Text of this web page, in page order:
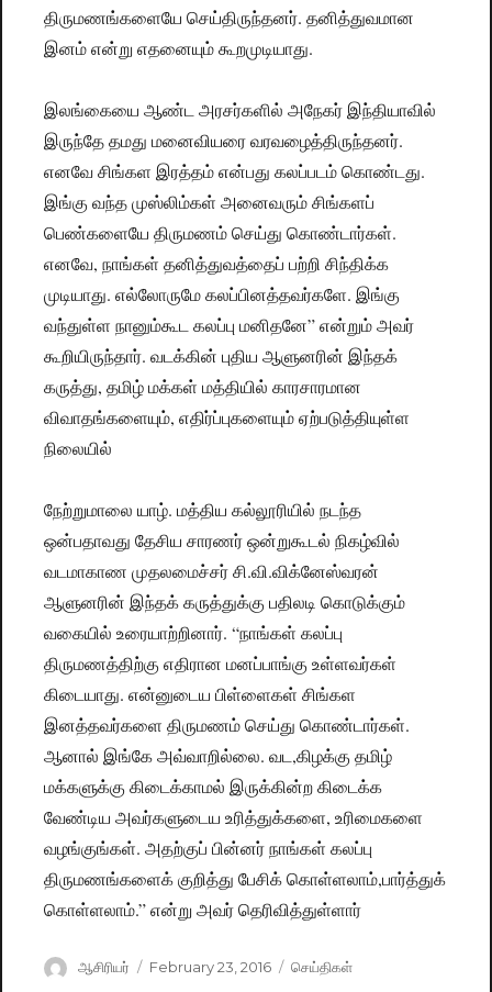
திருமணங்களையே செய்திருந்தனர். தனித்துவமான
இனம் என்று எதனையும் கூறமுடியாது.
இலங்கையை ஆண்ட அரசர்களில் அநேகர் இந்தியாவில்
இருந்தே தமது மனைவியரை வரவழைத்திருந்தனர்.
எனவே சிங்கள இரத்தம் என்பது கலப்படம் கொண்டது.
இங்கு வந்த முஸ்லிம்கள் அனைவரும் சிங்களப்
பெண்களையே திருமணம் செய்து கொண்டார்கள்.
எனவே, நாங்கள் தனித்துவத்தைப் பற்றி சிந்திக்க
முடியாது. எல்லோருமே கலப்பினத்தவர்களே. இங்கு
வந்துள்ள நானும்கூட கலப்பு மனிதனே” என்றும் அவர்
கூறியிருந்தார். வடக்கின் புதிய ஆளுனரின் இந்தக்
கருத்து, தமிழ் மக்கள் மத்தியில் காரசாரமான
விவாதங்களையும், எதிர்ப்புகளையும் ஏற்படுத்தியுள்ள
நிலையில்
நேற்றுமாலை யாழ். மத்திய கல்லூரியில் நடந்த
ஒன்பதாவது தேசிய சாரணர் ஒன்றுகூடல் நிகழ்வில்
வடமாகாண முதலமைச்சர் சி.வி.விக்னேஸ்வரன்
ஆளுனரின் இந்தக் கருத்துக்கு பதிலடி கொடுக்கும்
வகையில் உரையாற்றினார். “நாங்கள் கலப்பு
திருமணத்திற்கு எதிரான மனப்பாங்கு உள்ளவர்கள்
கிடையாது. என்னுடைய பிள்ளைகள் சிங்கள
இனத்தவர்களை திருமணம் செய்து கொண்டார்கள்.
ஆனால் இங்கே அவ்வாறில்லை. வட,கிழக்கு தமிழ்
மக்களுக்கு கிடைக்காமல் இருக்கின்ற கிடைக்க
வேண்டிய அவர்களுடைய உரித்துக்களை, உரிமைகளை
வழங்குங்கள். அதற்குப் பின்னர் நாங்கள் கலப்பு
திருமணங்களைக் குறித்து பேசிக் கொள்ளலாம்,பார்த்துக்
கொள்ளலாம்.” என்று அவர் தெரிவித்துள்ளார்
Author
ஆசிரியர்
Posted
February 23, 2016 Categories
செய்திகள்